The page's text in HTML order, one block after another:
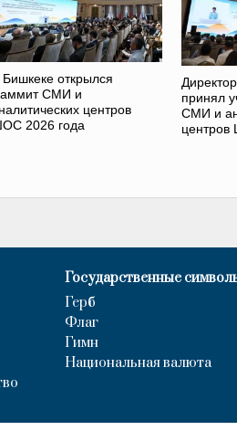
Бишкеке открылся
СМИ и
центров
2026 года
принял
СМИ и
Государственные
Герб
Флаг
Гимн
Национальная валюта